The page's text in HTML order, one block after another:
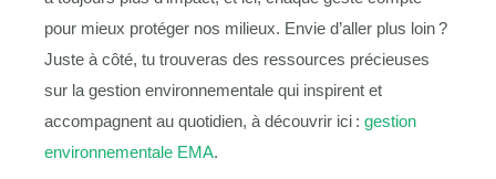
pour mieux protéger nos milieux. Envie d’aller plus loin ?
Juste à côté, tu trouveras des ressources précieuses
sur la gestion environnementale qui inspirent et
accompagnent au quotidien, à découvrir ici : gestion
environnementale EMA.